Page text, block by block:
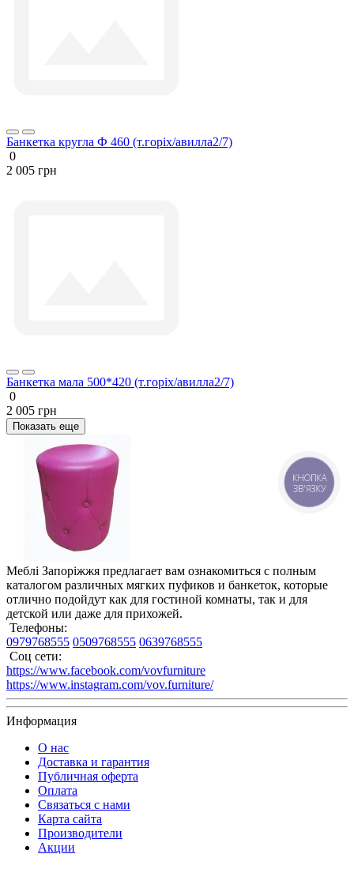
Банкетка кругла Ф 460 (т.горіх/авилла2/7)
0
2 005 грн
Банкетка мала 500*420 (т.горіх/авилла2/7)
0
2 005 грн
Показать еще
Меблі Запоріжжя предлагает вам ознакомиться с полным
каталогом различных мягких пуфиков и банкеток, которые
отлично подойдут как для гостиной комнаты, так и для
детской или даже для прихожей.
Телефоны:
0979768555 0509768555 0639768555
Соц сети:
https://www.facebook.com/vovfurniture
https://www.instagram.com/vov.furniture/
Информация
О нас
Доставка и гарантия
Публичная оферта
Оплата
Связаться с нами
Карта сайта
Производители
Акции
КНОПКА
ЗВ'ЯЗКУ